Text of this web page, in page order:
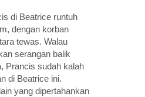
di Beatrice runtuh
dengan korban
tewas. Walau
serangan balik
Prancis sudah kalah
di Beatrice ini.
yang dipertahankan